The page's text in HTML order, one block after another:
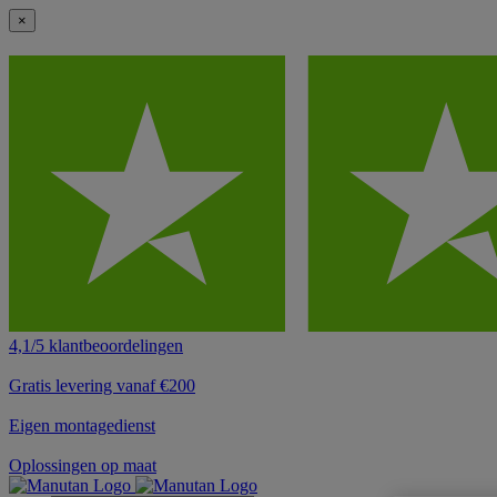
×
4,1/5 klantbeoordelingen
Gratis levering vanaf €200
Eigen montagedienst
Oplossingen op maat